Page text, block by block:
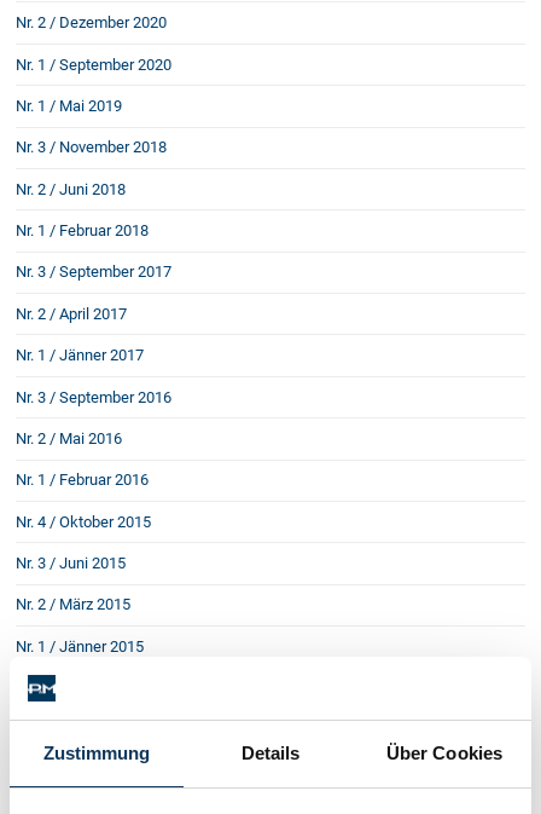
Zustimmung Details Über Cookies
Kontakt
Nr. 2 / Dezember 2020
Nr. 1 / September 2020
Nr. 1 / Mai 2019
Nr. 3 / November 2018
Nr. 2 / Juni 2018
Nr. 1 / Februar 2018
Nr. 3 / September 2017
Nr. 2 / April 2017
Nr. 1 / Jänner 2017
Nr. 3 / September 2016
Nr. 2 / Mai 2016
Nr. 1 / Februar 2016
Nr. 4 / Oktober 2015
Nr. 3 / Juni 2015
Nr. 2 / März 2015
Nr. 1 / Jänner 2015
Nr. 4 / Oktober 2014